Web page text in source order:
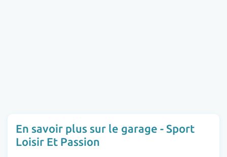
En savoir plus sur le garage - Sport
Loisir Et Passion